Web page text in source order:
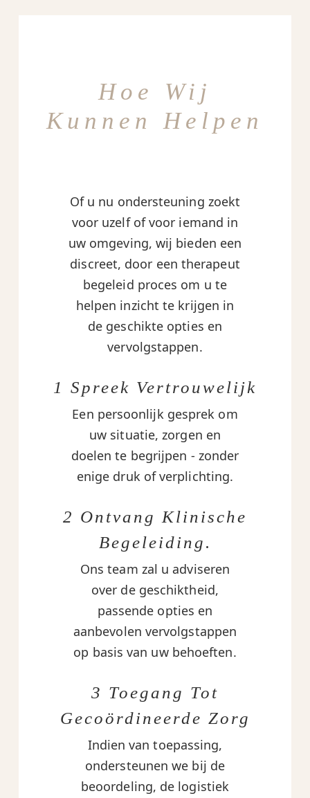
Hoe Wij
Kunnen Helpen
Of u nu ondersteuning zoekt
voor uzelf of voor iemand in
uw omgeving, wij bieden een
discreet, door een therapeut
begeleid proces om u te
helpen inzicht te krijgen in
de geschikte opties en
vervolgstappen.
1 Spreek Vertrouwelijk
Een persoonlijk gesprek om
uw situatie, zorgen en
doelen te begrijpen - zonder
enige druk of verplichting.
2 Ontvang Klinische
Begeleiding.
Ons team zal u adviseren
over de geschiktheid,
passende opties en
aanbevolen vervolgstappen
op basis van uw behoeften.
3 Toegang Tot
Gecoördineerde Zorg
Indien van toepassing,
ondersteunen we bij de
beoordeling, de logistiek